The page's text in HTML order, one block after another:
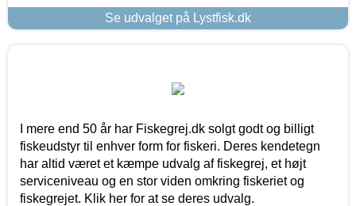
Se udvalget på Lystfisk.dk
I mere end 50 år har Fiskegrej.dk solgt godt og billigt
fiskeudstyr til enhver form for fiskeri. Deres kendetegn
har altid været et kæmpe udvalg af fiskegrej, et højt
serviceniveau og en stor viden omkring fiskeriet og
fiskegrejet. Klik her for at se deres udvalg.